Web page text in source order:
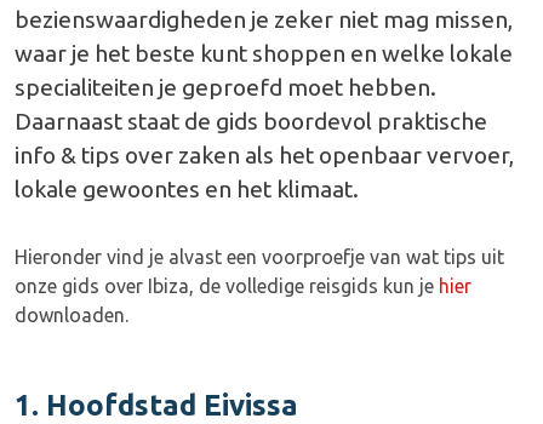
bezienswaardigheden je zeker niet mag missen,
waar je het beste kunt shoppen en welke lokale
specialiteiten je geproefd moet hebben.
Daarnaast staat de gids boordevol praktische
info & tips over zaken als het openbaar vervoer,
lokale gewoontes en het klimaat.
Hieronder vind je alvast een voorproefje van wat tips uit
onze gids over Ibiza, de volledige reisgids kun je hier
downloaden.
1. Hoofdstad Eivissa